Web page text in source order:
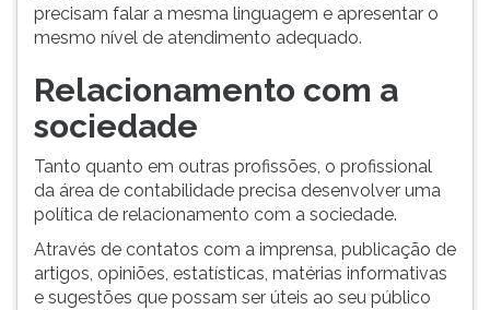
precisam falar a mesma linguagem e apresentar o
mesmo nível de atendimento adequado.
Relacionamento com a
sociedade
Tanto quanto em outras profissões, o profissional
da área de contabilidade precisa desenvolver uma
política de relacionamento com a sociedade.
Através de contatos com a imprensa, publicação de
artigos, opiniões, estatísticas, matérias informativas
e sugestões que possam ser úteis ao seu público